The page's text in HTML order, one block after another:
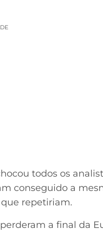
todos os
conseguido a
repetiriam.
a final da